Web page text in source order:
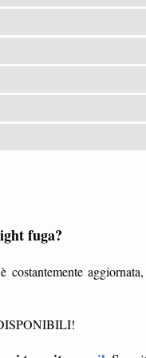
fuga?
è costantemente